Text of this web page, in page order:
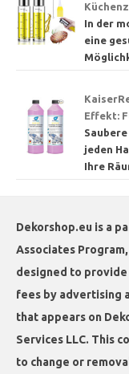
In der
eine
Effekt:
jeden
Ihre
Dekorshop.eu is a
Associates
designed to
fees by advertising
that appears on
Services LLC. This
to change or